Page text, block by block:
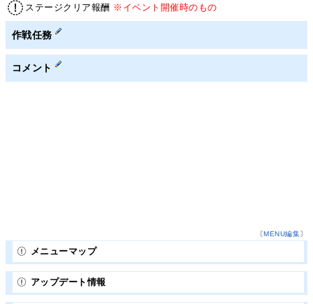
ステージクリア報酬 ※イベント開催時のもの
作戦任務
コメント
〔MENU編集〕
メニューマップ
アップデート情報